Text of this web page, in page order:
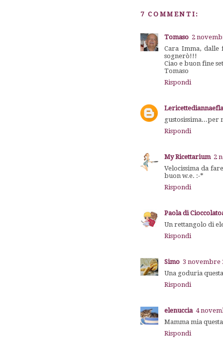
7 COMMENTI:
Tomaso 2
Cara Imma, dalle
sognerò!!!
Ciao e buon fine
Tomaso
Rispondi
gustosissima...per
Rispondi
My Ricettarium 2
Velocissima da
buon w.e. :-*
Rispondi
Paola di
Un rettangolo di
Rispondi
Simo 3 novembre
Una goduria
Rispondi
elenuccia 4
Mamma mia
Rispondi